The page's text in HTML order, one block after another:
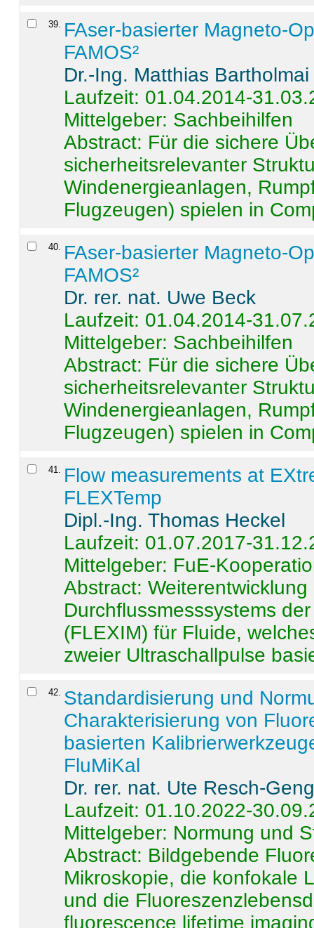
39. FAser-basierter Magneto-
FAMOS²
Dr.-Ing. Matthias Bartholmai
Laufzeit: 01.04.2014-
Mittelgeber: Sachbeihilfen
Abstract: Für die sichere
sicherheitsrelevanter
Windenergieanlagen,
Flugzeugen) spielen in
40. FAser-basierter Magneto-
FAMOS²
Dr. rer. nat. Uwe Beck
Laufzeit: 01.04.2014-
Mittelgeber: Sachbeihilfen
Abstract: Für die sichere
sicherheitsrelevanter
Windenergieanlagen,
Flugzeugen) spielen in
41. Flow measurements at
FLEXTemp
Dipl.-Ing. Thomas Heckel
Laufzeit: 01.07.2017-
Mittelgeber: FuE-
Abstract:
Durchflussmesssystems
(FLEXIM) für Fluide,
zweier Ultraschallpulse
42. Standardisierung und
Charakterisierung von
basierten
FluMiKal
Dr. rer. nat. Ute Resch-
Laufzeit: 01.10.2022-
Mittelgeber: Normung und
Abstract: Bildgebende
Mikroskopie, die konfokale
und die
fluorescence lifetime